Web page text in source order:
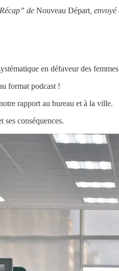
de Nouveau Départ ,
en défaveur des
format podcast !
rapport au bureau et à la ville.
ses conséquences.